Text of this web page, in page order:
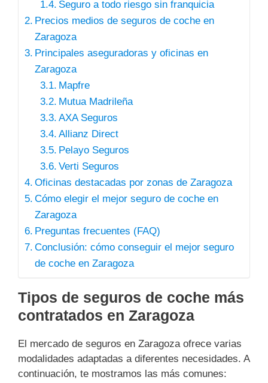
Seguro a todo riesgo sin franquicia
Precios medios de seguros de coche en
Zaragoza
Principales aseguradoras y oficinas en
Zaragoza
Mapfre
Mutua Madrileña
AXA Seguros
Allianz Direct
Pelayo Seguros
Verti Seguros
Oficinas destacadas por zonas de Zaragoza
Cómo elegir el mejor seguro de coche en
Zaragoza
Preguntas frecuentes (FAQ)
Conclusión: cómo conseguir el mejor seguro
de coche en Zaragoza
Tipos de seguros de coche más
contratados en Zaragoza
El mercado de seguros en Zaragoza ofrece varias
modalidades adaptadas a diferentes necesidades. A
continuación, te mostramos las más comunes: